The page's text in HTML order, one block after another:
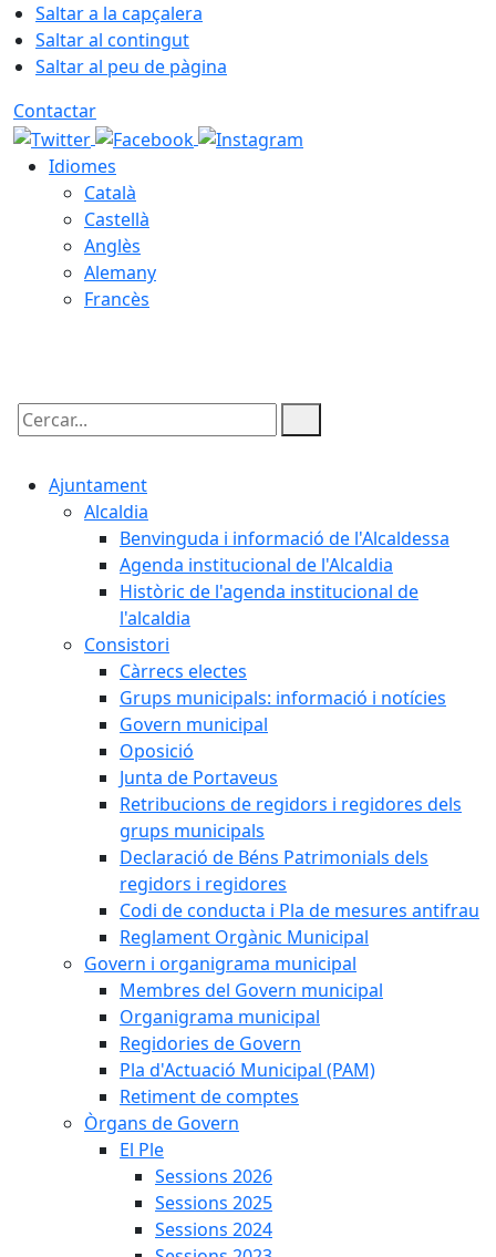
Saltar a la capçalera
Saltar al contingut
Saltar al peu de pàgina
Contactar
Idiomes
Català
Castellà
Anglès
Alemany
Francès
Cercar:
Ajuntament
Alcaldia
Benvinguda i informació de l'Alcaldessa
Agenda institucional de l'Alcaldia
Històric de l'agenda institucional de
l'alcaldia
Consistori
Càrrecs electes
Grups municipals: informació i notícies
Govern municipal
Oposició
Junta de Portaveus
Retribucions de regidors i regidores dels
grups municipals
Declaració de Béns Patrimonials dels
regidors i regidores
Codi de conducta i Pla de mesures antifrau
Reglament Orgànic Municipal
Govern i organigrama municipal
Membres del Govern municipal
Organigrama municipal
Regidories de Govern
Pla d'Actuació Municipal (PAM)
Retiment de comptes
Òrgans de Govern
El Ple
Sessions 2026
Sessions 2025
Sessions 2024